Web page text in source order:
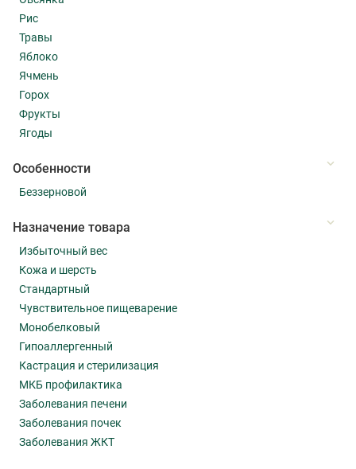
Рис
Травы
Яблоко
Ячмень
Горох
Фрукты
Ягоды
Особенности
Беззерновой
Назначение товара
Избыточный вес
Кожа и шерсть
Стандартный
Чувствительное пищеварение
Монобелковый
Гипоаллергенный
Кастрация и стерилизация
МКБ профилактика
Заболевания печени
Заболевания почек
Заболевания ЖКТ